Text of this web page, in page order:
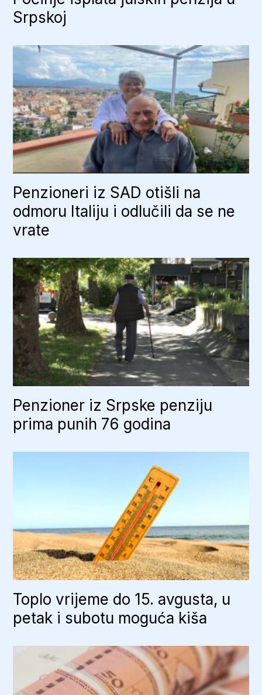
Srpskoj
Penzioneri iz SAD otišli na
odmoru Italiju i odlučili da se ne
vrate
Penzioner iz Srpske penziju
prima punih 76 godina
Toplo vrijeme do 15. avgusta, u
petak i subotu moguća kiša